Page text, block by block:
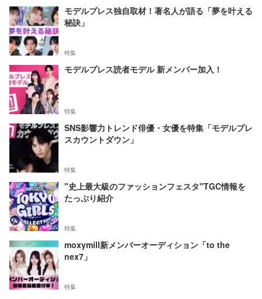
モデルプレス独自取材！著名人が語る「夢を叶える
秘訣」
特集
モデルプレス読者モデル 新メンバー加入！
特集
SNS影響力トレンド俳優・女優を特集「モデルプレ
スカウントダウン」
特集
"史上最大級のファッションフェスタ"TGC情報を
たっぷり紹介
特集
moxymill新メンバーオーディション「to the
nex7」
特集